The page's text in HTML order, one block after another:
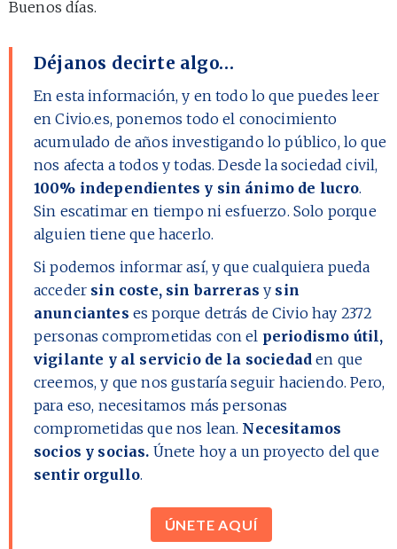
Buenos días.
Déjanos decirte algo…
En esta información, y en todo lo que puedes leer
en Civio.es, ponemos todo el conocimiento
acumulado de años investigando lo público, lo que
nos afecta a todos y todas. Desde la sociedad civil,
100% independientes y sin ánimo de lucro.
Sin escatimar en tiempo ni esfuerzo. Solo porque
alguien tiene que hacerlo.
Si podemos informar así, y que cualquiera pueda
acceder sin coste, sin barreras y sin
anunciantes es porque detrás de Civio hay 2372
personas comprometidas con el periodismo útil,
vigilante y al servicio de la sociedad en que
creemos, y que nos gustaría seguir haciendo. Pero,
para eso, necesitamos más personas
comprometidas que nos lean. Necesitamos
socios y socias. Únete hoy a un proyecto del que
sentir orgullo.
ÚNETE AQUÍ